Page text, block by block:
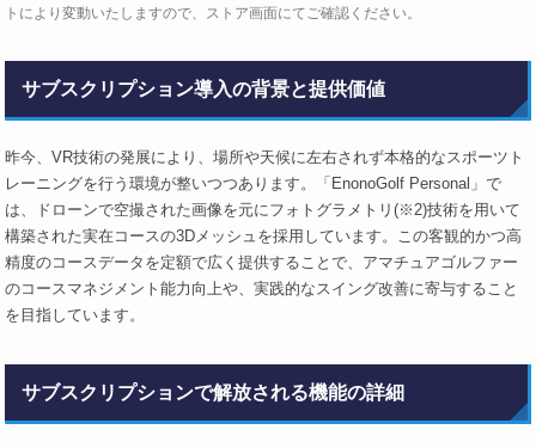
トにより変動いたしますので、ストア画面にてご確認ください。
サブスクリプション導入の背景と提供価値
昨今、VR技術の発展により、場所や天候に左右されず本格的なスポーツト
レーニングを行う環境が整いつつあります。「EnonoGolf Personal」で
は、ドローンで空撮された画像を元にフォトグラメトリ(※2)技術を用いて
構築された実在コースの3Dメッシュを採用しています。この客観的かつ高
精度のコースデータを定額で広く提供することで、アマチュアゴルファー
のコースマネジメント能力向上や、実践的なスイング改善に寄与すること
を目指しています。
サブスクリプションで解放される機能の詳細